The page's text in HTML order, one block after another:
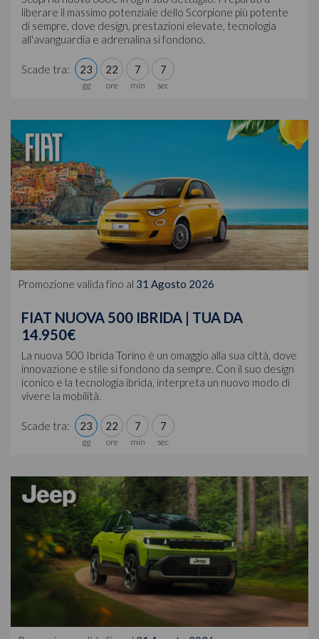
liberare il massimo potenziale dello Scorpione più potente
di sempre, dove design, prestazioni elevate, tecnologia
all'avanguardia e adrenalina si fondono.
Scade tra: 23 22 7 4
Promozione valida fino al 31 Agosto 2026
FIAT NUOVA 500 IBRIDA | TUA DA
14.950€
La nuova 500 Ibrida Torino è un omaggio alla sua città, dove
innovazione e stile si fondono da sempre. Con il suo design
iconico e la tecnologia ibrida, interpreta un nuovo modo di
vivere la mobilità.
Scade tra: 23 22 7 4